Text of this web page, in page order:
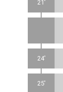
21'
24'
25'